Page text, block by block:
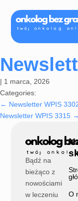
| 1 marca, 2026
Categories:
← Newsletter WPIS
Newsletter WPIS 3315 →
Bądź na
bieżąco z
nowościami
w leczeniu
O